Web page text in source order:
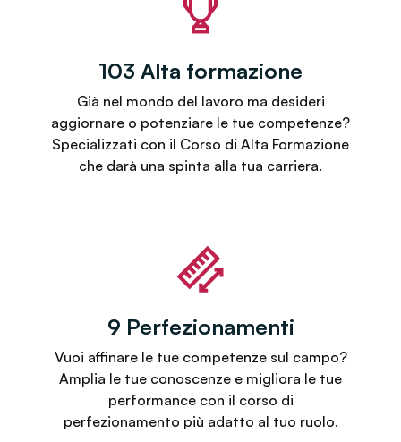
103 Alta formazione
Già nel mondo del lavoro ma desideri
aggiornare o potenziare le tue competenze?
Specializzati con il Corso di Alta Formazione
che darà una spinta alla tua carriera.
9 Perfezionamenti
Vuoi affinare le tue competenze sul campo?
Amplia le tue conoscenze e migliora le tue
performance con il corso di
perfezionamento più adatto al tuo ruolo.